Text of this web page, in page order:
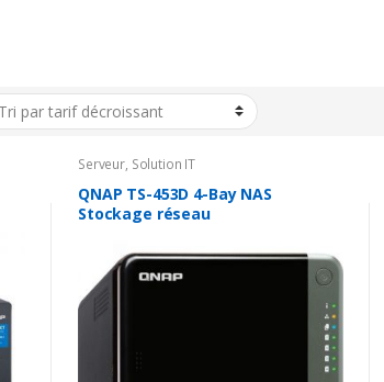
Serveur, Solution IT
QNAP TS-453D 4-Bay NAS
Stockage réseau